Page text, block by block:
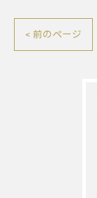
< 前のページ